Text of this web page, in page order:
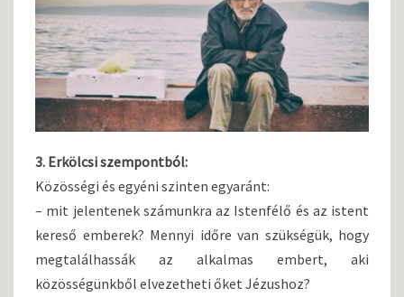
3. Erkölcsi szempontból:
Közösségi és egyéni szinten egyaránt:
– mit jelentenek számunkra az Istenfélő és az istent
kereső emberek? Mennyi időre van szükségük, hogy
megtalálhassák az alkalmas embert, aki
közösségünkből elvezetheti őket Jézushoz?